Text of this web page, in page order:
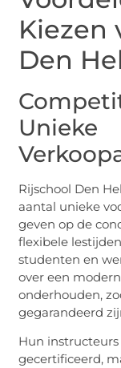
Kiezen
Den
Unieke
Rijschool Den
aantal unieke
geven op de
flexibele
studenten en
over een
onderhouden,
gegarandeerd
Hun
gecertificeerd,